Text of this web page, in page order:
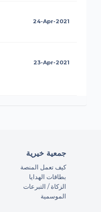
24-Apr-2021
23-Apr-2021
21-Apr-2021
21-Apr-2021
جمعية خيرية
كيف تعمل المنصة
بطاقات الهدايا
الزكاة / التبرعات
الموسمية